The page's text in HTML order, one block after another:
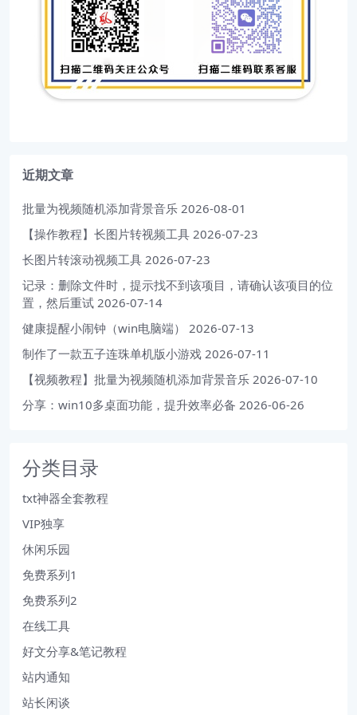
近期文章
批量为视频随机添加背景音乐 2026-08-01
【操作教程】长图片转视频工具 2026-07-23
长图片转滚动视频工具 2026-07-23
记录：删除文件时，提示找不到该项目，请确认该项目的位
置，然后重试 2026-07-14
健康提醒小闹钟（win电脑端）
2026-07-13
制作了一款五子连珠单机版小游戏 2026-07-11
【视频教程】批量为视频随机添加背景音乐 2026-07-10
分享：win10多桌面功能，提升效率必备 2026-06-26
分类目录
txt神器全套教程
VIP独享
休闲乐园
免费系列1
免费系列2
在线工具
好文分享&笔记教程
站内通知
站长闲谈